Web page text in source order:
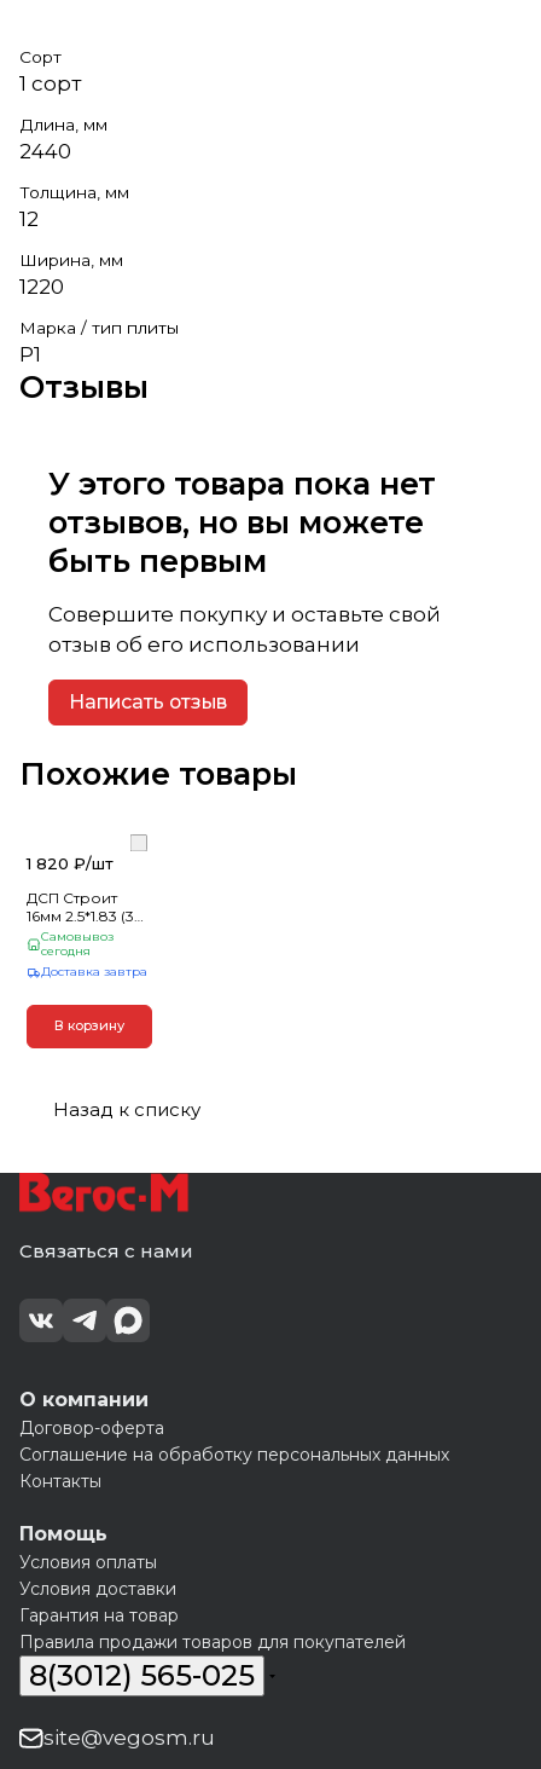
Сорт
1 сорт
Длина, мм
2440
Толщина, мм
12
Ширина, мм
1220
Марка / тип плиты
Р1
Отзывы
У этого товара пока нет
отзывов, но вы можете
быть первым
Совершите покупку и оставьте свой
отзыв об его использовании
Написать отзыв
Похожие товары
1 820 ₽/шт
ДСП Строит
16мм 2.5*1.83 (38)
Kronospan
Самовывоз
сегодня
Доставка завтра
В корзину
Назад к списку
Связаться с нами
О компании
Договор-оферта
Соглашение на обработку персональных данных
Контакты
Помощь
Условия оплаты
Условия доставки
Гарантия на товар
Правила продажи товаров для покупателей
8(3012) 565-025
site@vegosm.ru